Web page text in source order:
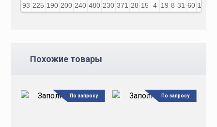
93 225 190 200 240 480 230 371 28 15 4 19 8 31 60 140
Похожие товары
По запросу По запросу